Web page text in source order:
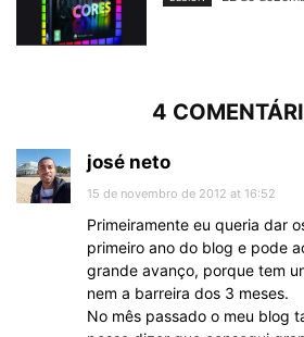
4
josé neto
15 de novembro de 2012 at 16:52
Primeiramente eu queria dar
primeiro ano do blog e pode
grande avanço, porque tem
nem a barreira dos 3 meses.
No mês passado o meu blog